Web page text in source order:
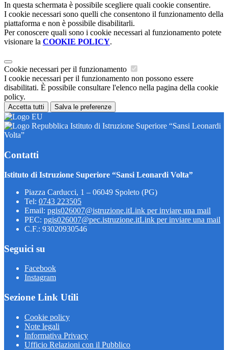
In questa schermata è possibile scegliere quali cookie consentire.
I cookie necessari sono quelli che consentono il funzionamento della
piattaforma e non è possibile disabilitarli.
Per conoscere quali sono i cookie necessari al funzionamento potete
visionare la COOKIE POLICY.
Cookie necessari per il funzionamento
I cookie necessari per il funzionamento non possono essere
disabilitati. È possibile consultare l'elenco nella pagina della cookie
policy.
Accetta tutti Salva le preferenze
Istituto di Istruzione Superiore “Sansi Leonardi
Volta”
Contatti
Istituto di Istruzione Superiore “Sansi Leonardi Volta”
Piazza Carducci, 1 – 06049 Spoleto (PG)
Tel: 0743 223505
Email: pgis026007@istruzione.itLink per inviare una mail
PEC: pgis026007@pec.istruzione.itLink per inviare una mail
C.F.: 93020930546
Seguici su
Facebook
Instagram
Sezione Link Utili
Cookie policy
Note legali
Informativa Privacy
Ufficio Relazioni con il Pubblico